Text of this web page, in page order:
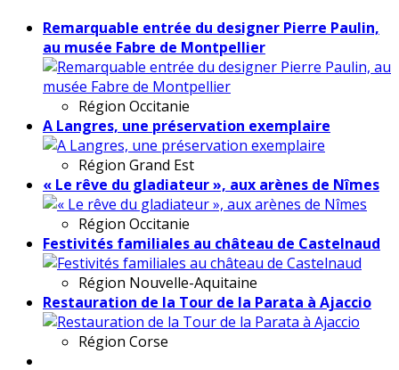
Remarquable entrée du designer Pierre Paulin,
au musée Fabre de Montpellier
Région Occitanie
A Langres, une préservation exemplaire
Région Grand Est
« Le rêve du gladiateur », aux arènes de Nîmes
Région Occitanie
Festivités familiales au château de Castelnaud
Région Nouvelle-Aquitaine
Restauration de la Tour de la Parata à Ajaccio
Région Corse